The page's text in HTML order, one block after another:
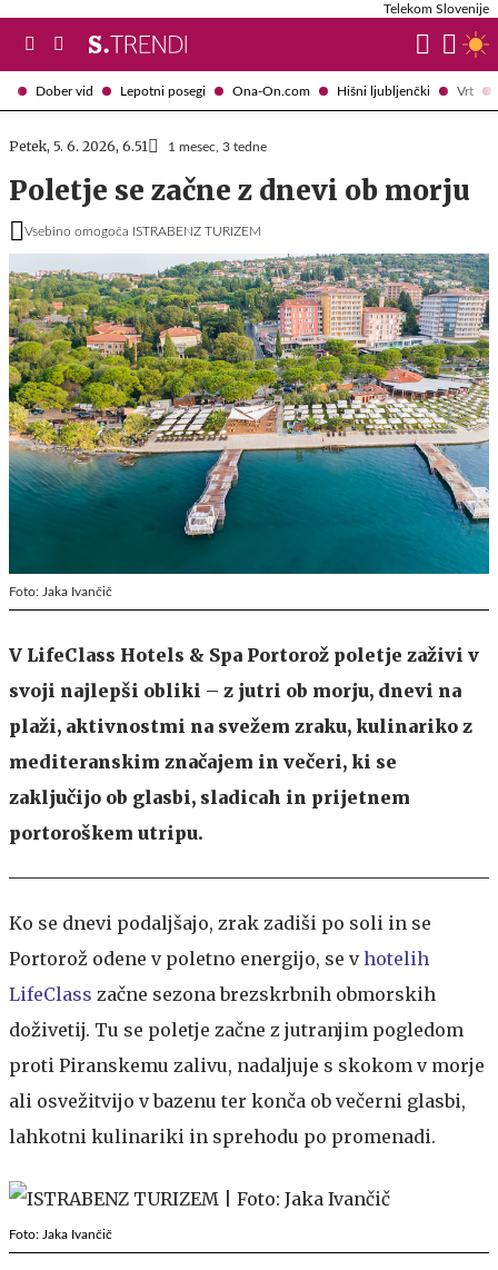
Dober vid Lepotni posegi Ona-On.com Hišni ljubljenčki Vrt
Telekom Slovenije
Petek, 5. 6. 2026, 6.51 1 mesec, 3 tedne
Poletje se začne z dnevi ob morju
Vsebino omogoča ISTRABENZ TURIZEM
Foto: Jaka Ivančič
V LifeClass Hotels & Spa Portorož poletje zaživi v
svoji najlepši obliki – z jutri ob morju, dnevi na
plaži, aktivnostmi na svežem zraku, kulinariko z
mediteranskim značajem in večeri, ki se
zaključijo ob glasbi, sladicah in prijetnem
portoroškem utripu.
Ko se dnevi podaljšajo, zrak zadiši po soli in se
Portorož odene v poletno energijo, se vhotelih
LifeClass začne sezona brezskrbnih obmorskih
doživetij. Tu se poletje začne z jutranjim pogledom
proti Piranskemu zalivu, nadaljuje s skokom v morje
ali osvežitvijo v bazenu ter konča ob večerni glasbi,
lahkotni kulinariki in sprehodu po promenadi.
Foto: Jaka Ivančič